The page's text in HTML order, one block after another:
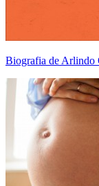
Biografia de Arlindo